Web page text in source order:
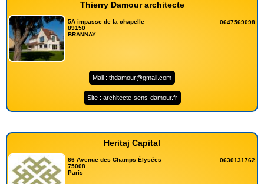
Thierry Damour architecte
5A impasse de la chapelle
89150
BRANNAY
0647569098
Mail : thdamour@gmail.com
Site : architecte-sens-damour.fr
Heritaj Capital
66 Avenue des Champs Élysées
75008
Paris
0630131762